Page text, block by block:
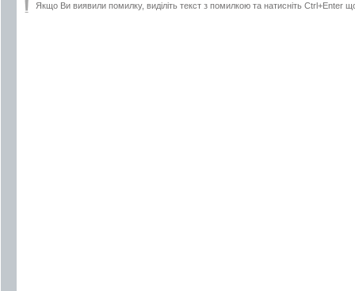
Якщо Ви виявили помилку, виділіть текст з помилкою та натисніть Ctrl+Enter